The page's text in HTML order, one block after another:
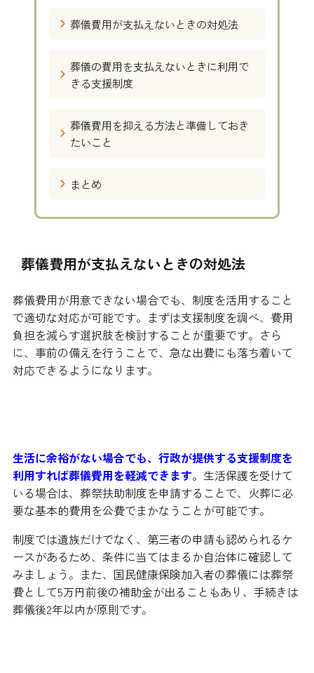
葬儀費用が支払えないときの対処法
葬儀の費用を支払えないときに利用で
きる支援制度
葬儀費用を抑える方法と準備しておき
たいこと
まとめ
葬儀費用が支払えないときの対処法
葬儀費用が用意できない場合でも、制度を活用すること
で適切な対応が可能です。まずは支援制度を調べ、費用
負担を減らす選択肢を検討することが重要です。さら
に、事前の備えを行うことで、急な出費にも落ち着いて
対応できるようになります。
生活に余裕がない場合でも、行政が提供する支援制度を
利用すれば葬儀費用を軽減できます。生活保護を受けて
いる場合は、葬祭扶助制度を申請することで、火葬に必
要な基本的費用を公費でまかなうことが可能です。
制度では遺族だけでなく、第三者の申請も認められるケ
ースがあるため、条件に当てはまるか自治体に確認して
みましょう。また、国民健康保険加入者の葬儀には葬祭
費として5万円前後の補助金が出ることもあり、手続きは
葬儀後2年以内が原則です。